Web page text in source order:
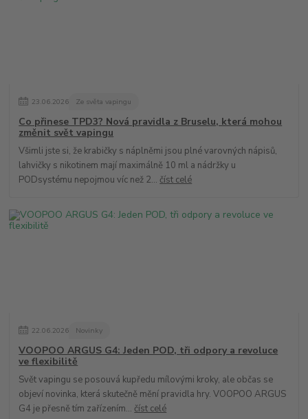
23.06.2026 Ze světa vapingu
Co přinese TPD3? Nová pravidla z Bruselu, která mohou
změnit svět vapingu
Všimli jste si, že krabičky s náplněmi jsou plné varovných nápisů,
lahvičky s nikotinem mají maximálně 10 ml a nádržky u
PODsystému nepojmou víc než 2... číst celé
22.06.2026 Novinky
VOOPOO ARGUS G4: Jeden POD, tři odpory a revoluce
ve flexibilitě
Svět vapingu se posouvá kupředu mílovými kroky, ale občas se
objeví novinka, která skutečně mění pravidla hry. VOOPOO ARGUS
G4 je přesně tím zařízením... číst celé